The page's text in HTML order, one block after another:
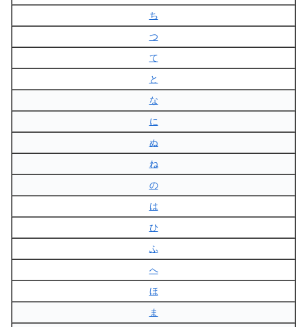
ち
つ
て
と
な
に
ぬ
ね
の
は
ひ
ふ
へ
ほ
ま